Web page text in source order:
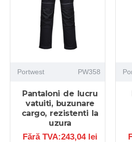
Portwest PW358
Pantaloni de lucru
vatuiti, buzunare
cargo, rezistenti la
uzura
Fără TVA:243,04 lei